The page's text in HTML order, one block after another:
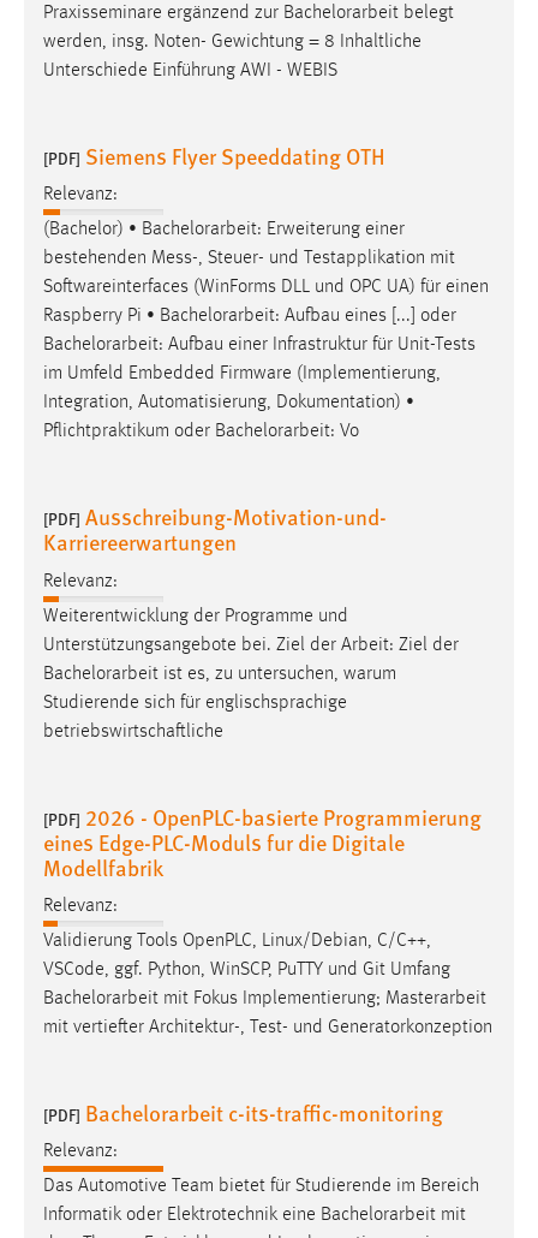
Praxisseminare ergänzend zur Bachelorarbeit belegt
werden, insg. Noten- Gewichtung = 8 Inhaltliche
Unterschiede Einführung AWI - WEBIS
[PDF] Siemens Flyer Speeddating OTH
Relevanz:
(Bachelor) • Bachelorarbeit: Erweiterung einer
bestehenden Mess-, Steuer- und Testapplikation mit
Softwareinterfaces (WinForms DLL und OPC UA) für einen
Raspberry Pi • Bachelorarbeit: Aufbau eines [...] oder
Bachelorarbeit: Aufbau einer Infrastruktur für Unit-Tests
im Umfeld Embedded Firmware (Implementierung,
Integration, Automatisierung, Dokumentation) •
Pflichtpraktikum oder Bachelorarbeit: Vo
[PDF] Ausschreibung-Motivation-und-
Karriereerwartungen
Relevanz:
Weiterentwicklung der Programme und
Unterstützungsangebote bei. Ziel der Arbeit: Ziel der
Bachelorarbeit ist es, zu untersuchen, warum
Studierende sich für englischsprachige
betriebswirtschaftliche
[PDF] 2026 - OpenPLC-basierte Programmierung
eines Edge-PLC-Moduls fur die Digitale
Modellfabrik
Relevanz:
Validierung Tools OpenPLC, Linux/Debian, C/C++,
VSCode, ggf. Python, WinSCP, PuTTY und Git Umfang
Bachelorarbeit mit Fokus Implementierung; Masterarbeit
mit vertiefter Architektur-, Test- und Generatorkonzeption
[PDF] Bachelorarbeit c-its-traffic-monitoring
Relevanz:
Das Automotive Team bietet für Studierende im Bereich
Informatik oder Elektrotechnik eine Bachelorarbeit mit